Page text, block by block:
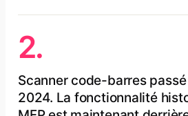
2.
Scanner code-barres
2024. La fonctionnalité